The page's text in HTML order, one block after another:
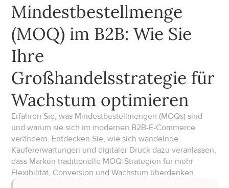
Mindestbestellmenge
(MOQ) im B2B: Wie Sie
Ihre
Großhandelsstrategie für
Wachstum optimieren
Erfahren Sie, was Mindestbestellmengen (MOQs) sind
und warum sie sich im modernen B2B-E-Commerce
verändern. Entdecken Sie, wie sich wandelnde
Käufererwartungen und digitaler Druck dazu veranlassen,
dass Marken traditionelle MOQ-Strategien für mehr
Flexibilität, Conversion und Wachstum überdenken.